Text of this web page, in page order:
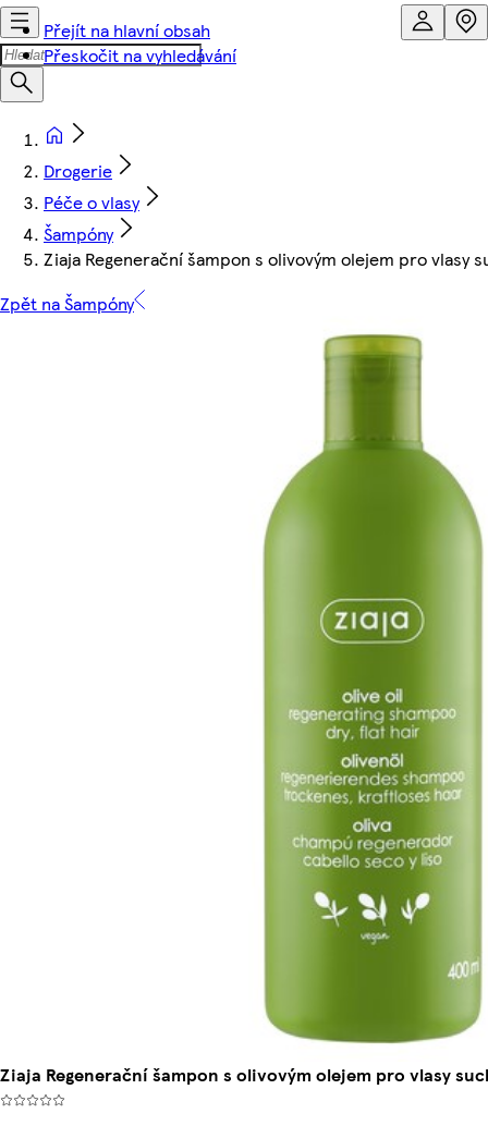
Přejít na hlavní obsah
Přeskočit na vyhledávání
Drogerie
Péče o vlasy
Šampóny
Ziaja Regenerační šampon s olivovým olejem pro vlasy
Zpět na Šampóny
Ziaja Regenerační šampon s olivovým olejem pro vlasy